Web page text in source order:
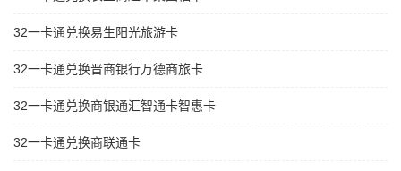
32一卡通兑换易生阳光旅游卡
32一卡通兑换晋商银行万德商旅卡
32一卡通兑换商银通汇智通卡智惠卡
32一卡通兑换商联通卡